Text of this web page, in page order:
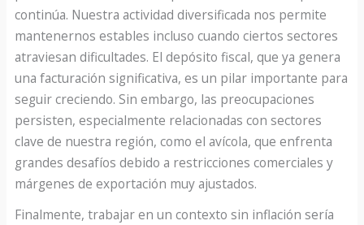
continúa. Nuestra actividad diversificada nos permite
mantenernos estables incluso cuando ciertos sectores
atraviesan dificultades. El depósito fiscal, que ya genera
una facturación significativa, es un pilar importante para
seguir creciendo. Sin embargo, las preocupaciones
persisten, especialmente relacionadas con sectores
clave de nuestra región, como el avícola, que enfrenta
grandes desafíos debido a restricciones comerciales y
márgenes de exportación muy ajustados.
Finalmente, trabajar en un contexto sin inflación sería